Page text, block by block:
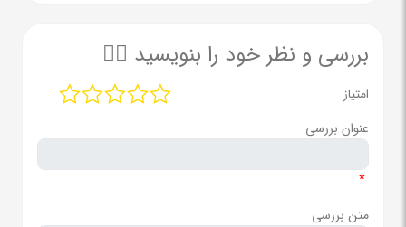
بررسی و نظر خود را بنویسید ✍🏻
امتیاز
عنوان بررسی
*
متن بررسی